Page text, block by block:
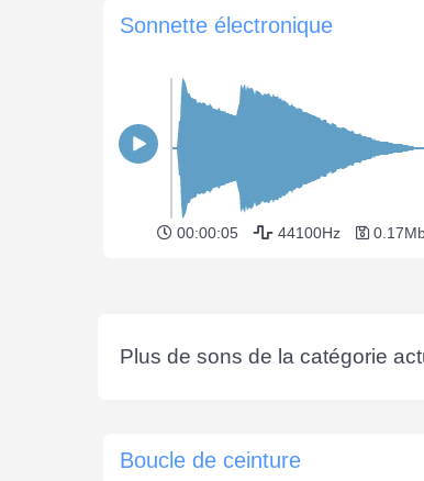
Sonnette électronique
00:00:05 44100Hz
Plus de sons de la catégorie
Boucle de ceinture